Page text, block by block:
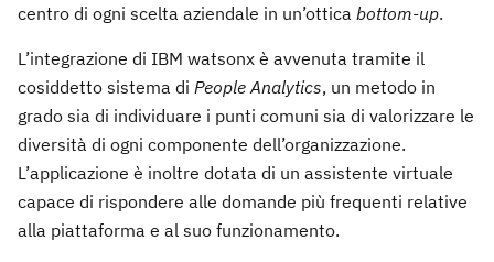
centro di ogni scelta aziendale in un’ottica bottom-up.
L’integrazione di IBM watsonx è avvenuta tramite il
cosiddetto sistema di People Analytics, un metodo in
grado sia di individuare i punti comuni sia di valorizzare le
diversità di ogni componente dell’organizzazione.
L’applicazione è inoltre dotata di un assistente virtuale
capace di rispondere alle domande più frequenti relative
alla piattaforma e al suo funzionamento.